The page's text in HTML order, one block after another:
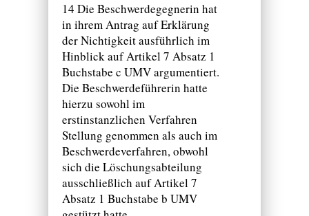
14 Die Beschwerdegegnerin hat
in ihrem Antrag auf Erklärung
der Nichtigkeit ausführlich im
Hinblick auf Artikel 7 Absatz 1
Buchstabe c UMV argumentiert.
Die Beschwerdeführerin hatte
hierzu sowohl im
erstinstanzlichen Verfahren
Stellung genommen als auch im
Beschwerdeverfahren, obwohl
sich die Löschungsabteilung
ausschließlich auf Artikel 7
Absatz 1 Buchstabe b UMV